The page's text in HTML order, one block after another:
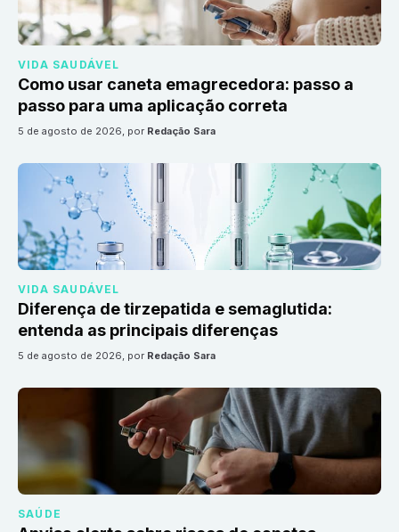
VIDA SAUDÁVEL
Como usar caneta emagrecedora: passo a
passo para uma aplicação correta
5 de agosto de 2026, por Redação Sara
VIDA SAUDÁVEL
Diferença de tirzepatida e semaglutida:
entenda as principais diferenças
5 de agosto de 2026, por Redação Sara
SAÚDE